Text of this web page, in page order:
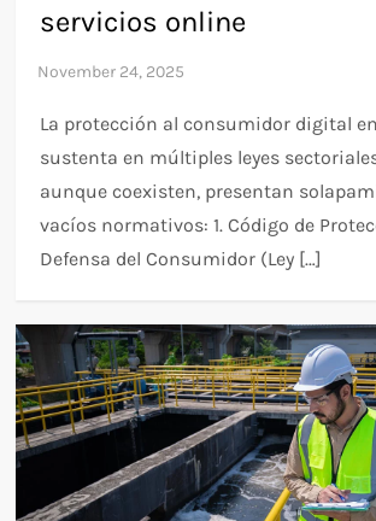
servicios online
La protección al consumidor digital
sustenta en múltiples leyes
aunque coexisten, presentan
vacíos normativos:​ 1. Código de
Defensa del Consumidor (Ley […]